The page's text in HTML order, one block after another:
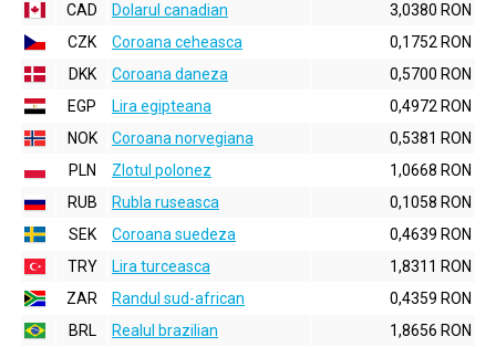
CAD
Dolarul canadian
3,0380 RON
CZK
Coroana ceheasca
0,1752 RON
DKK
Coroana daneza
0,5700 RON
EGP
Lira egipteana
0,4972 RON
NOK
Coroana norvegiana
0,5381 RON
PLN
Zlotul polonez
1,0668 RON
RUB
Rubla ruseasca
0,1058 RON
SEK
Coroana suedeza
0,4639 RON
TRY
Lira turceasca
1,8311 RON
ZAR
Randul sud-african
0,4359 RON
BRL
Realul brazilian
1,8656 RON